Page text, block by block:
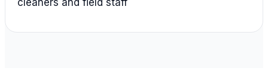
cleaners and field staff